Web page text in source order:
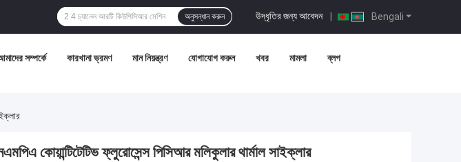
Bengali
উদ্ধৃতির জন্য আবেদন |
অনুসন্ধান করুন
সম্পর্কে কারখানা ভ্রমণ মান নিয়ন্ত্রণ যোগাযোগ করুন খবর মামলা ব্লগ
কোয়ান্টিটেটিভ ফ্লুরোসেন্স পিসিআর মলিকুলার থার্মাল সাইক্লার